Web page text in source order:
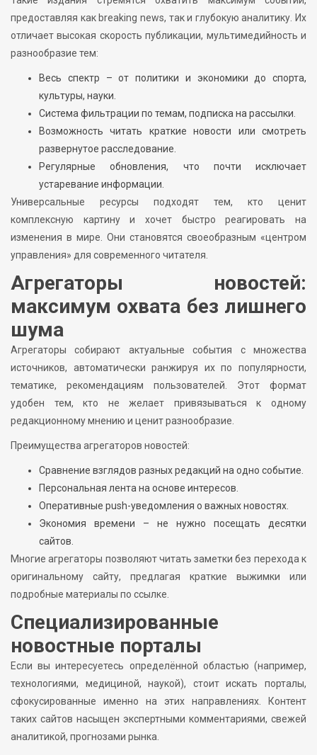
предоставляя как breaking news, так и глубокую аналитику. Их
отличает высокая скорость публикации, мультимедийность и
разнообразие тем:
Весь спектр – от политики и экономики до спорта,
культуры, науки.
Система фильтрации по темам, подписка на рассылки.
Возможность читать краткие новости или смотреть
развернутое расследование.
Регулярные обновления, что почти исключает
устаревание информации.
Универсальные ресурсы подходят тем, кто ценит
комплексную картину и хочет быстро реагировать на
изменения в мире. Они становятся своеобразным «центром
управления» для современного читателя.
Агрегаторы новостей:
максимум охвата без лишнего
шума
Агрегаторы собирают актуальные события с множества
источников, автоматически ранжируя их по популярности,
тематике, рекомендациям пользователей. Этот формат
удобен тем, кто не желает привязываться к одному
редакционному мнению и ценит разнообразие.
Преимущества агрегаторов новостей:
Сравнение взглядов разных редакций на одно событие.
Персональная лента на основе интересов.
Оперативные push-уведомления о важных новостях.
Экономия времени – не нужно посещать десятки
сайтов.
Многие агрегаторы позволяют читать заметки без перехода к
оригинальному сайту, предлагая краткие выжимки или
подробные материалы по ссылке.
Специализированные
новостные порталы
Если вы интересуетесь определённой областью (например,
технологиями, медициной, наукой), стоит искать порталы,
сфокусированные именно на этих направлениях. Контент
таких сайтов насыщен экспертными комментариями, свежей
аналитикой, прогнозами рынка.